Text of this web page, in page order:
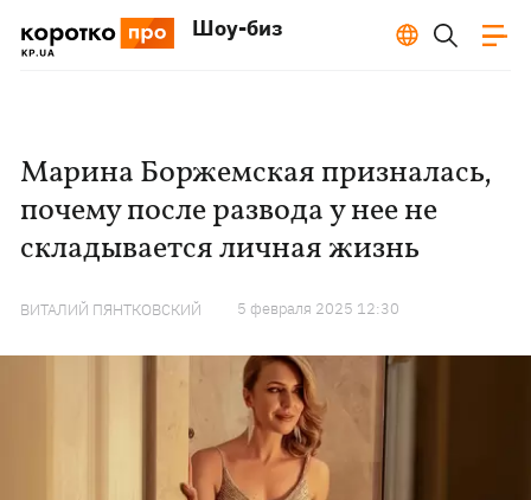
Шоу-биз
Марина Боржемская призналась,
почему после развода у нее не
складывается личная жизнь
ВИТАЛИЙ ПЯНТКОВСКИЙ 5 февраля 2025 12:30